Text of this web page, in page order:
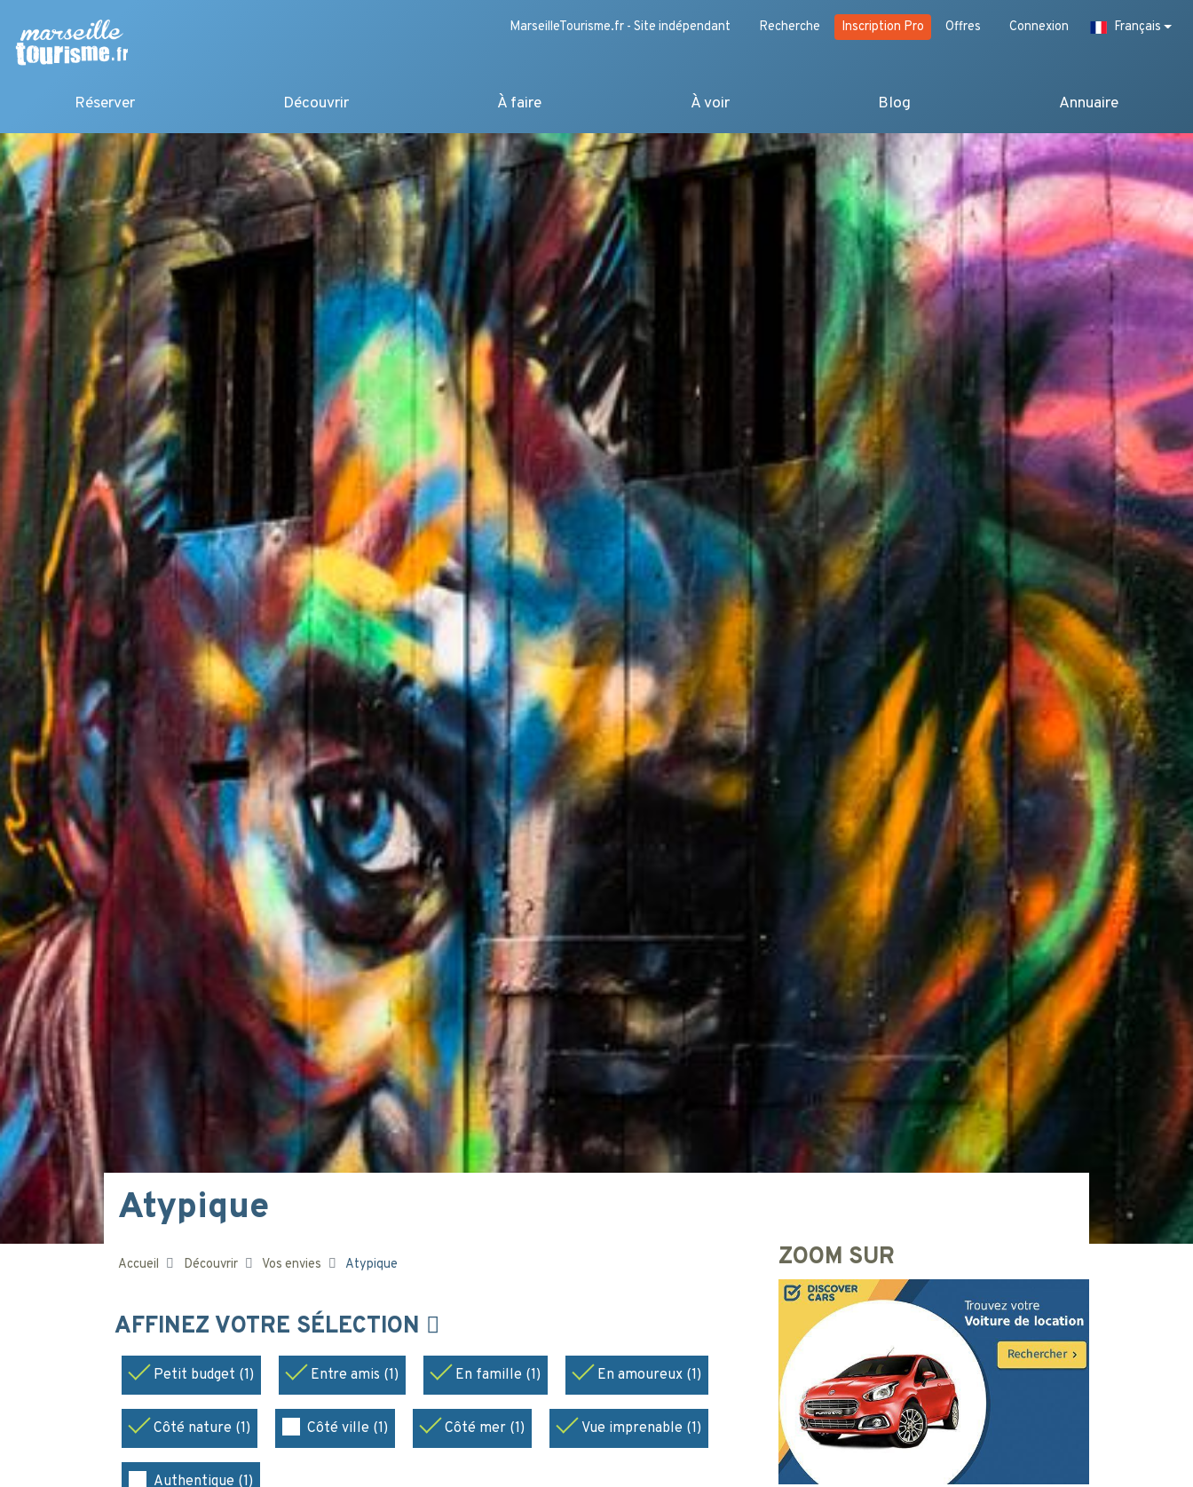
MarseilleTourisme.fr - Site indépendant Recherche Inscription Pro Offres Connexion Français
Réserver Découvrir À faire À voir Blog Annuaire
Atypique
Accueil Découvrir Vos envies Atypique
AFFINEZ VOTRE SÉLECTION
Petit budget (1) Entre amis (1) En famille (1) En amoureux (1)
Côté nature (1) Côté ville (1) Côté mer (1) Vue imprenable (1)
Authentique (1)
ZOOM SUR